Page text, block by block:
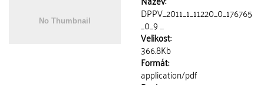
DPPV_2011_1_11220_0_176765
_0_9 ...
Velikost:
366.8Kb
Formát:
application/pdf